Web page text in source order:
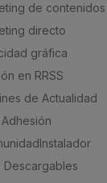
de contenidos
directo
gráfica
en RRSS
de Actualidad
Descargables